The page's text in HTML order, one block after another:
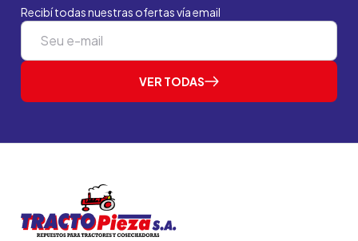
Recibí todas nuestras ofertas vía email
VER TODAS